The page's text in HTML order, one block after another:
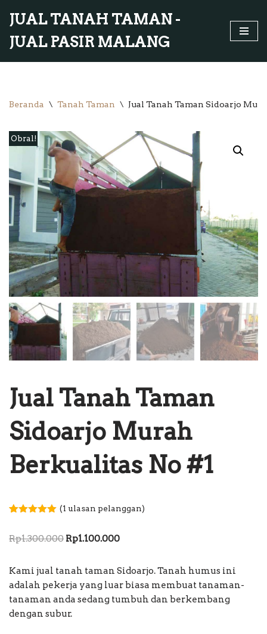
ke
konten
JUAL TANAH TAMAN -
JUAL PASIR MALANG
Beranda \ Tanah Taman \ Jual Tanah Taman Sidoarjo
Obral!
Jual Tanah Taman
Sidoarjo Murah
Berkualitas No #1
berdasarkan
(1 ulasan pelanggan)
Rp1.300.000 Rp1.100.000
Kami jual tanah taman Sidoarjo. Tanah humus ini
adalah pekerja yang luar biasa membuat tanaman-
tanaman anda sedang tumbuh dan berkembang
dengan subur.